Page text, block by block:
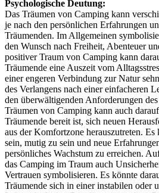
Psychologische Deutung:
Das Träumen von Camping kann
je nach den persönlichen Erfahrungen
Träumenden. Im Allgemeinen
den Wunsch nach Freiheit, Abenteuer
positiver Traum von Camping kann
Träumende eine Auszeit vom
einer engeren Verbindung zur Natur
des Verlangens nach einer einfacheren
den überwältigenden Anforderungen
Träumen von Camping kann auch
Träumende bereit ist, sich neuen
aus der Komfortzone herauszutreten.
sein, mutig zu sein und neue
persönliches Wachstum zu erreichen.
das Camping im Traum auch
Vertrauen symbolisieren. Es könnte
Träumende sich in einer instabilen oder